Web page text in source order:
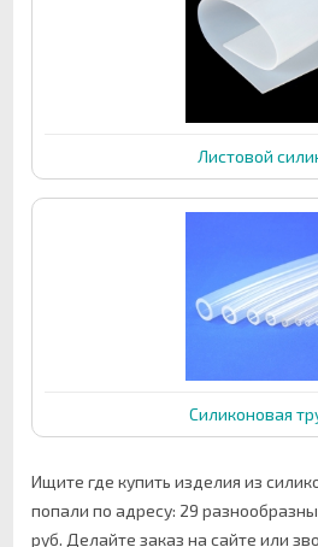
Листовой
Силиконовая
Ищите где купить изделия из
попали по адресу: 29
руб. Делайте заказ на сайте или